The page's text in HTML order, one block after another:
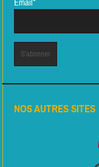
Email*
NOS AUTRES SITES